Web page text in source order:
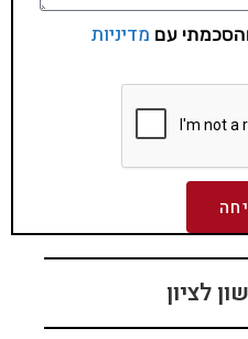
עם מדיניות
לציון